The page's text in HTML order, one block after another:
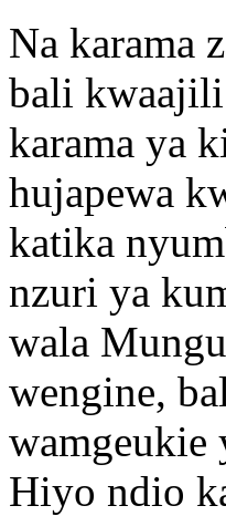
Na karama
bali kwaajili
karama ya
hujapewa
katika
nzuri ya
wala
wengine,
wamgeukie
Hiyo ndio